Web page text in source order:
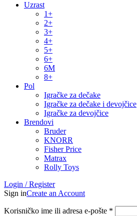
Uzrast
1+
2+
3+
4+
5+
6+
6M
8+
Pol
Igračke za dečake
Igračke za dečake i devojčice
Igračke za devojčice
Brendovi
Bruder
KNORR
Fisher Price
Matrax
Rolly Toys
Login / Register
Sign inCreate an Account
Korisničko ime ili adresa e-pošte *